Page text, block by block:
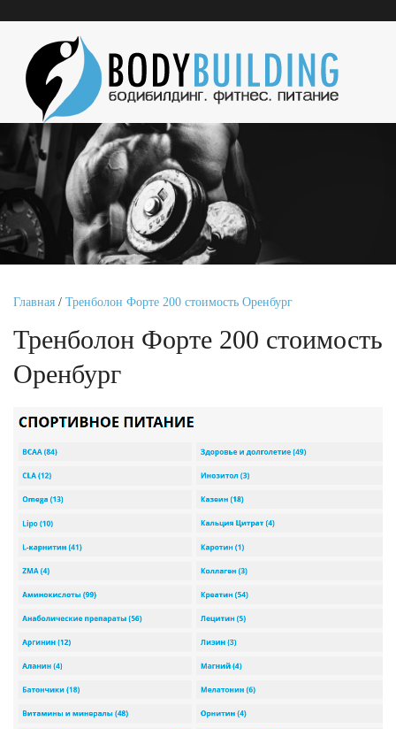
Главная / Тренболон Форте 200 стоимость Оренбург
Тренболон Форте 200 стоимость
Оренбург